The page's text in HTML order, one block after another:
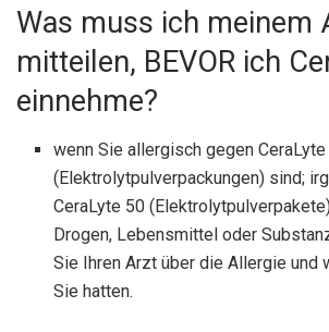
Was muss ich meinem
mitteilen, BEVOR ich
einnehme?
wenn Sie allergisch gegen
(Elektrolytpulverpackungen) sind;
CeraLyte 50
Drogen, Lebensmittel oder
Sie Ihren Arzt über die Allergie und
Sie hatten.